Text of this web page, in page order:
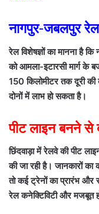
नागपुर-जबलपुर रेल
रेल विशेषज्ञों का मानना है
को आमला-इटारसी मार्ग के
150 किलोमीटर तक दूरी
दोनों में लाभ हो सकता है।
पीट लाइन बनने से
छिंदवाड़ा में रेलवे की पीट
की जा रही है। जानकारों का
तो कई ट्रेनों का प्रारंभ और
रेल कनेक्टिविटी और मजबूत